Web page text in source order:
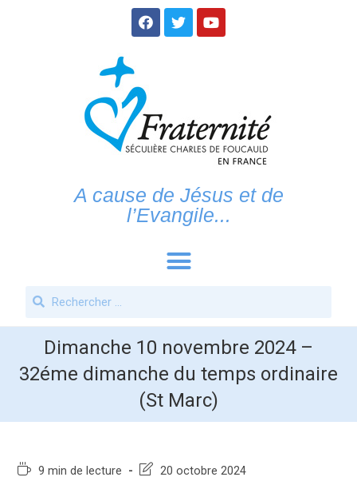
A cause de Jésus et de
l’Evangile...
Dimanche 10 novembre 2024 –
32éme dimanche du temps ordinaire
(St Marc)
9 min de lecture 20 octobre 2024